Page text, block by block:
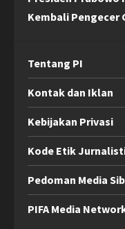
Kembali Pengecer
Tentang PI
Kontak dan Iklan
Kebijakan Privasi
Kode Etik
Pedoman Media
PIFA Media